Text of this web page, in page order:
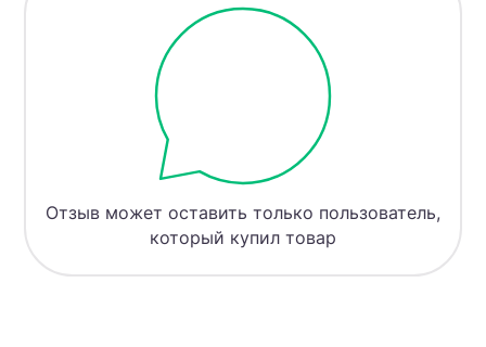
Отзыв может оставить только пользователь,
который купил товар